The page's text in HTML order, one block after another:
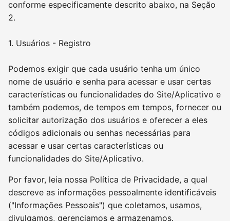
conforme especificamente descrito abaixo, na Seção
2.
1. Usuários - Registro
Podemos exigir que cada usuário tenha um único
nome de usuário e senha para acessar e usar certas
características ou funcionalidades do Site/Aplicativo e
também podemos, de tempos em tempos, fornecer ou
solicitar autorização dos usuários e oferecer a eles
códigos adicionais ou senhas necessárias para
acessar e usar certas características ou
funcionalidades do Site/Aplicativo.
Por favor, leia nossa Política de Privacidade, a qual
descreve as informações pessoalmente identificáveis
("Informações Pessoais") que coletamos, usamos,
divulgamos, gerenciamos e armazenamos.